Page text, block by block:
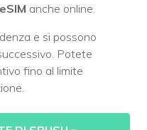
eSIM anche online.
e si possono
Potete
fino al limite